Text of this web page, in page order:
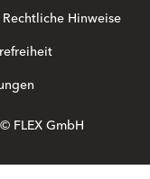
Rechtliche Hinweise
FLEX GmbH